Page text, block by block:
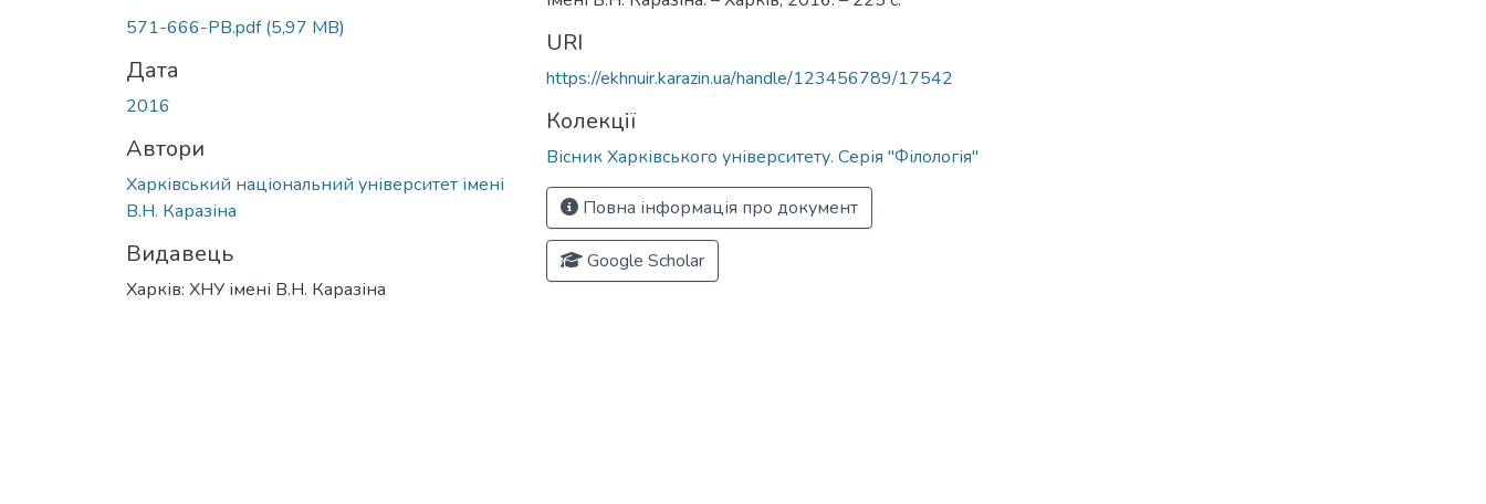
571-666-PB.pdf(5,97 MB)
Дата
2016
Автори
Харківський національний університет імені
В.Н. Каразіна
Видавець
Харків: ХНУ імені В.Н. Каразіна
URI
https://ekhnuir.karazin.ua/handle/123456789/17542
Колекції
Вісник Харківського університету. Серія "Філологія"
Повна інформація про документ
Google Scholar